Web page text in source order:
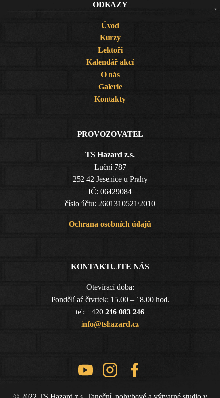
ODKAZY
Úvod
Kurzy
Lektoři
Kalendář akcí
O nás
Galerie
Kontakty
PROVOZOVATEL
TS Hazard z.s.
Luční 787
252 42 Jesenice u Prahy
IČ: 06429084
číslo účtu: 2601310521/2010
Ochrana osobních údajů
KONTAKTUJTE NÁS
Otevírací doba:
Pondělí až čtvrtek: 15.00 – 18.00 hod.
tel: +420 246 083 246
info@tshazard.cz
© 2022 TS Hazard z.s. Taneční, pohybové a výtvarné studio v